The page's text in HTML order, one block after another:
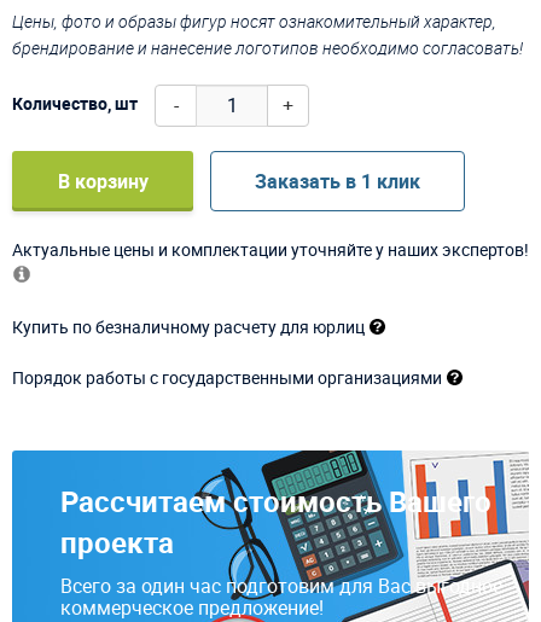
Цены, фото и образы фигур носят ознакомительный характер,
брендирование и нанесение логотипов необходимо согласовать!
Количество, шт - +
В корзину Заказать в 1 клик
Актуальные цены и комплектации уточняйте у наших экспертов!
Купить по безналичному расчету для юрлиц
Порядок работы с государственными организациями
Рассчитаем стоимость Вашего
проекта
Всего за один час подготовим для Вас выгодное
коммерческое предложение!